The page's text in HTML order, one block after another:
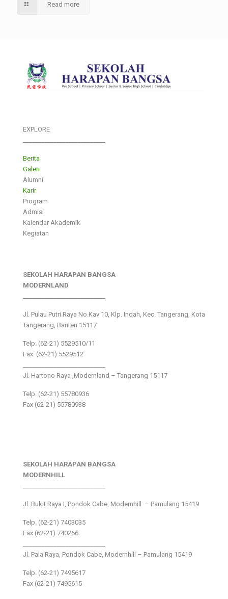
Read more
EXPLORE
Berita
Galeri
Alumni
Karir
Program
Admisi
Kalendar Akademik
Kegiatan
SEKOLAH HARAPAN BANGSA
MODERNLAND
Jl. Pulau Putri Raya No.Kav 10, Klp. Indah, Kec. Tangerang, Kota
Tangerang, Banten 15117
Telp: (62-21) 5529510/11
Fax: (62-21) 5529512
Jl. Hartono Raya ,Modernland – Tangerang 15117
Telp. (62-21) 55780936
Fax (62-21) 55780938
SEKOLAH HARAPAN BANGSA
MODERNHILL
Jl. Bukit Raya I, Pondok Cabe, Modernhill – Pamulang 15419
Telp. (62-21) 7403035
Fax (62-21) 740266
Jl. Pala Raya, Pondok Cabe, Modernhill – Pamulang 15419
Telp. (62-21) 7495617
Fax (62-21) 7495615